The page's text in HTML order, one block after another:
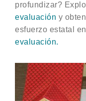
profundizar?
evaluación y
esfuerzo estatal
evaluación.